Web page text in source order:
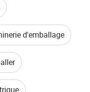
d'emballage